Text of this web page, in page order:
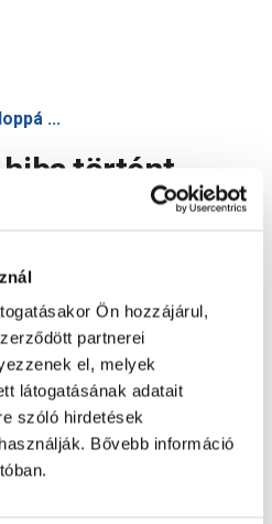
Ön hozzájárul,
partnerei
el, melyek
látogatásának adatait
szóló hirdetések
Bővebb információ
...
történt
újratöltése